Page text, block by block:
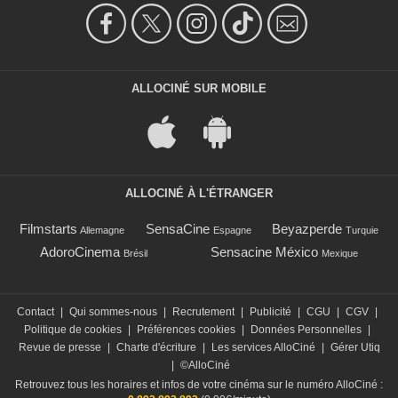
ALLOCINÉ SUR MOBILE
ALLOCINÉ À L'ÉTRANGER
Filmstarts Allemagne SensaCine Espagne Beyazperde Turquie
AdoroCinema Brésil Sensacine México Mexique
Contact Qui sommes-nous Recrutement Publicité CGU CGV
Politique de cookies
Préférences cookies Données Personnelles
Revue de presse
Charte d'écriture Les services AlloCiné
Gérer Utiq
©AlloCiné
Retrouvez tous les horaires et infos de votre cinéma sur le numéro AlloCiné :